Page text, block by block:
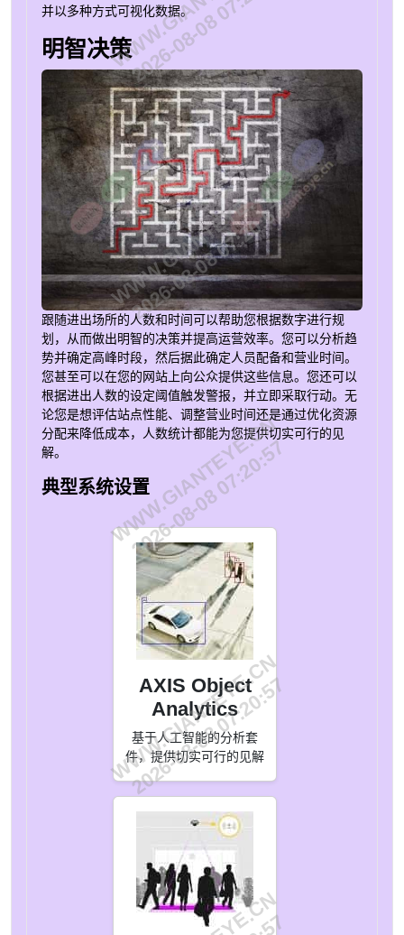
并以多种方式可视化数据。
明智决策
跟随进出场所的人数和时间可以帮助您根据数字进行规
划，从而做出明智的决策并提高运营效率。您可以分析趋
势并确定高峰时段，然后据此确定人员配备和营业时间。
您甚至可以在您的网站上向公众提供这些信息。您还可以
根据进出人数的设定阈值触发警报，并立即采取行动。无
论您是想评估站点性能、调整营业时间还是通过优化资源
分配来降低成本，人数统计都能为您提供切实可行的见
解。
典型系统设置
AXIS Object
Analytics
基于人工智能的分析套
件，提供切实可行的见解
WWW.GIANTEYE.CN
2026-08-08 07:20:57
WWW.GIANTEYE.CN
2026-08-08 07:20:57
WWW.GIANTEYE.CN
2026-08-08 07:20:57